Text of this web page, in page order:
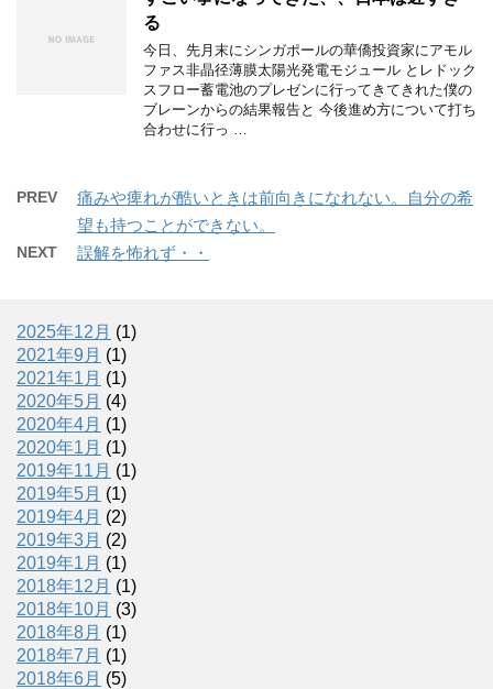
る
今日、先月末にシンガポールの華僑投資家にアモル
ファス非晶径薄膜太陽光発電モジュール とレドック
スフロー蓄電池のプレゼンに行ってきてきれた僕の
ブレーンからの結果報告と 今後進め方について打ち
合わせに行っ …
PREV
痛みや痺れが酷いときは前向きになれない。自分の希
望も持つことができない。
NEXT 誤解を怖れず・・
2025年12月 (1)
2021年9月 (1)
2021年1月 (1)
2020年5月 (4)
2020年4月 (1)
2020年1月 (1)
2019年11月 (1)
2019年5月 (1)
2019年4月 (2)
2019年3月 (2)
2019年1月 (1)
2018年12月 (1)
2018年10月 (3)
2018年8月 (1)
2018年7月 (1)
2018年6月 (5)